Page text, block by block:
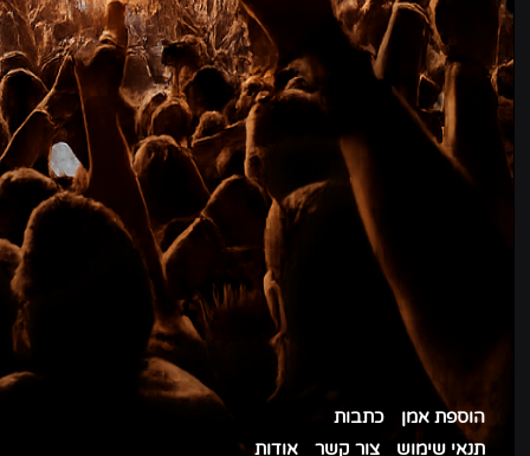
הוספת אמן
כתבות
תנאי שימוש
צור קשר אודות